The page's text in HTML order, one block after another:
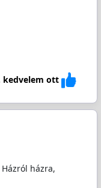
kedvelem ott
házra,